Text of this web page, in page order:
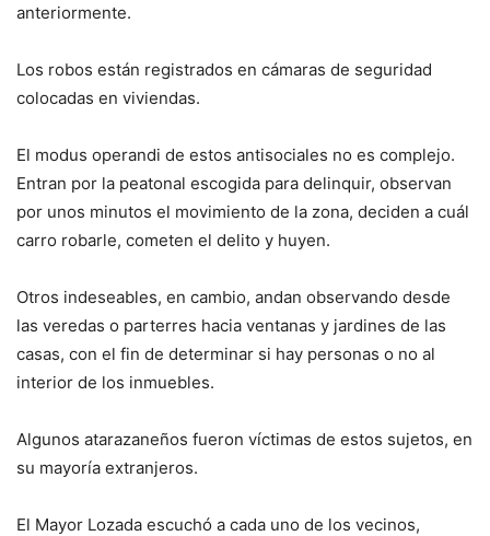
anteriormente.
Los robos están registrados en cámaras de seguridad
colocadas en viviendas.
El modus operandi de estos antisociales no es complejo.
Entran por la peatonal escogida para delinquir, observan
por unos minutos el movimiento de la zona, deciden a cuál
carro robarle, cometen el delito y huyen.
Otros indeseables, en cambio, andan observando desde
las veredas o parterres hacia ventanas y jardines de las
casas, con el fin de determinar si hay personas o no al
interior de los inmuebles.
Algunos atarazaneños fueron víctimas de estos sujetos, en
su mayoría extranjeros.
El Mayor Lozada escuchó a cada uno de los vecinos,